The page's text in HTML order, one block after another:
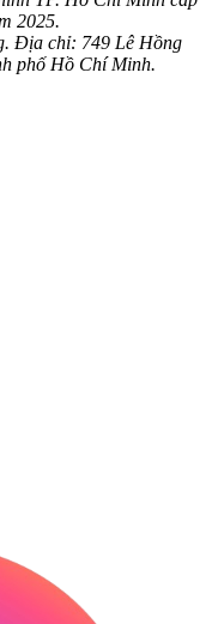
2025.
Địa chỉ: 749 Lê Hồng
phố Hồ Chí Minh.